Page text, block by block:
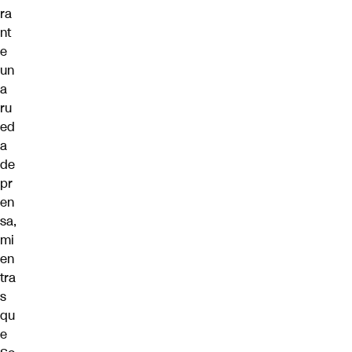
ra
nt
e
un
a
ru
ed
a
de
pr
en
sa,
mi
en
tra
s
qu
e